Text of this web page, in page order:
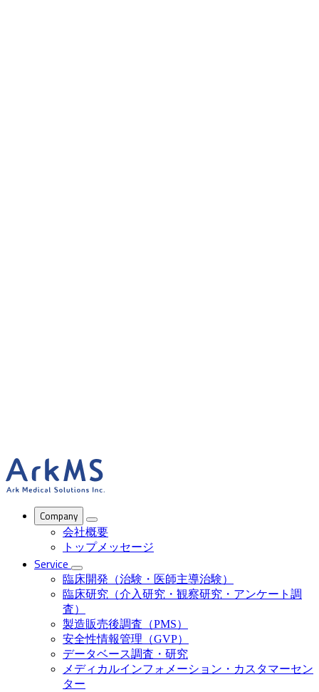
Company
会社概要
トップメッセージ
Service
臨床開発（治験・医師主導治験）
臨床研究（介入研究・観察研究・アンケート調
査）
製造販売後調査（PMS）
安全性情報管理（GVP）
データベース調査・研究
メディカルインフォメーション・カスタマーセン
ター